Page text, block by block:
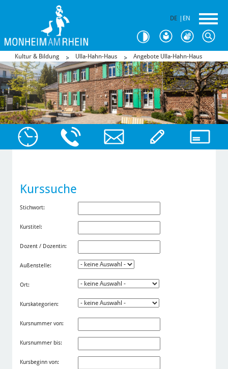
DE EN
Kultur & Bildung Ulla-Hahn-Haus Angebote Ulla-Hahn-Haus
Kurssuche
Stichwort:
Kurstitel:
Dozent / Dozentin:
Außenstelle:
Ort:
Kurskategorien:
Kursnummer von:
Kursnummer bis:
Kursbeginn von: